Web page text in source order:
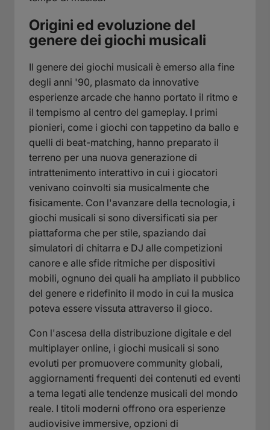
Origini ed evoluzione del
genere dei giochi musicali
Il genere dei giochi musicali è emerso alla fine
degli anni '90, plasmato da innovative
esperienze arcade che hanno portato il ritmo e
il tempismo al centro del gameplay. I primi
pionieri, come i giochi con tappetino da ballo e
quelli di beat-matching, hanno preparato il
terreno per una nuova generazione di
intrattenimento interattivo in cui i giocatori
venivano coinvolti sia musicalmente che
fisicamente. Con l'avanzare della tecnologia, i
giochi musicali si sono diversificati sia per
piattaforma che per stile, spaziando dai
simulatori di chitarra e DJ alle competizioni
canore e alle sfide ritmiche per dispositivi
mobili, ognuno dei quali ha ampliato il pubblico
del genere e ridefinito il modo in cui la musica
poteva essere vissuta attraverso il gioco.
Con l'ascesa della distribuzione digitale e del
multiplayer online, i giochi musicali si sono
evoluti per promuovere community globali,
aggiornamenti frequenti dei contenuti ed eventi
a tema legati alle tendenze musicali del mondo
reale. I titoli moderni offrono ora esperienze
audiovisive immersive, opzioni di